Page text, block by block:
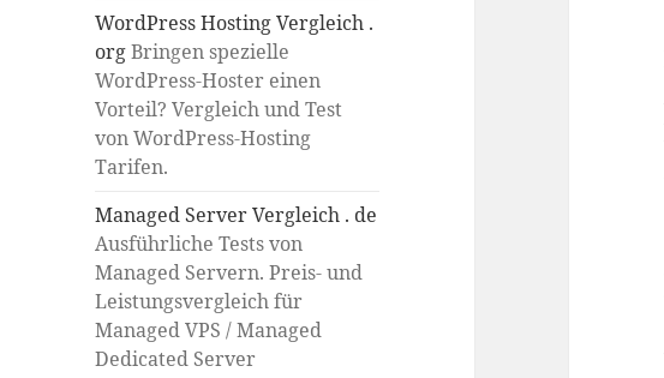
WordPress Hosting Vergleich .
orgBringen spezielle
WordPress-Hoster einen
Vorteil? Vergleich und Test
von WordPress-Hosting
Tarifen.
Managed Server Vergleich . de
Ausführliche Tests von
Managed Servern. Preis- und
Leistungsvergleich für
Managed VPS / Managed
Dedicated Server